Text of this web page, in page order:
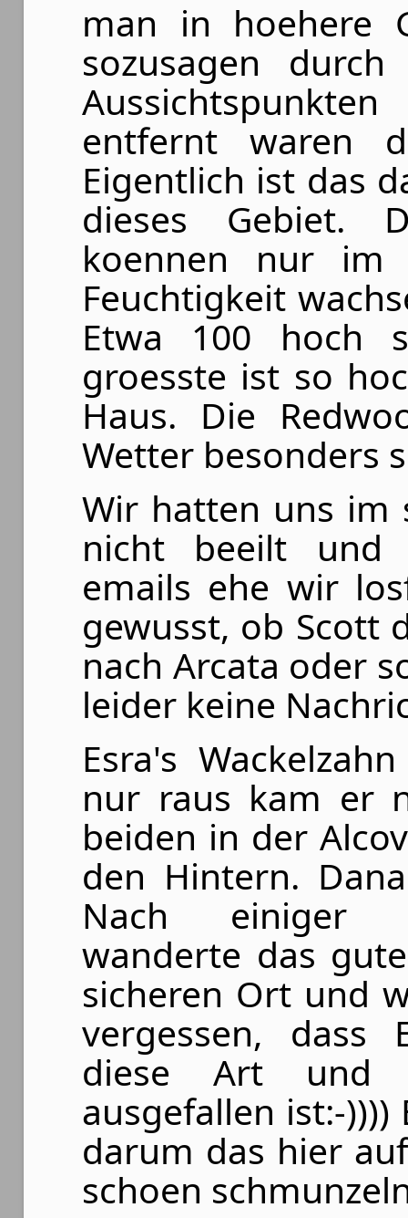
man in hoehere
sozusagen
entfernt waren
Eigentlich ist das
dieses Gebiet.
koennen nur
Feuchtigkeit
Etwa 100 hoch
groesste ist so
Haus. Die
Wetter besonders
Wir hatten uns im
nicht beeilt und
emails ehe wir
gewusst, ob Scott
nach Arcata oder
leider keine
Esra's
nur raus kam er
beiden in der
den Hintern.
Nach einiger
wanderte das
sicheren Ort und
vergessen, dass
diese Art und
ausgefallen ist:-
darum das hier
schoen